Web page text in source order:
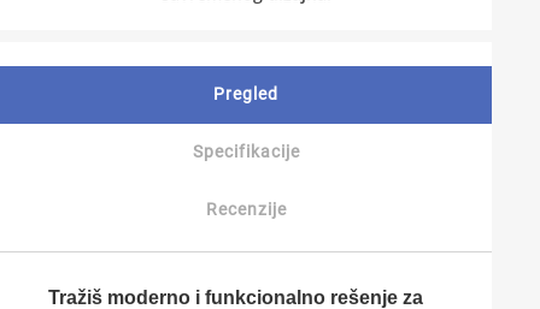
Pregled
Specifikacije
Recenzije
Tražiš moderno i funkcionalno rešenje za